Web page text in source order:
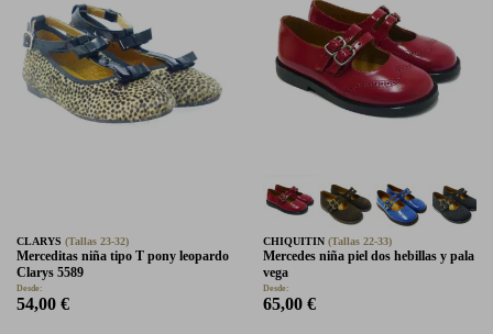
CLARYS (Tallas 23-32)
Merceditas niña tipo T pony leopardo
Clarys 5589
Desde:
54,00 €
CHIQUITIN (Tallas 22-33)
Mercedes niña piel dos hebillas y pala
vega
Desde:
65,00 €